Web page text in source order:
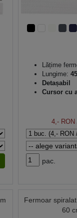
Lățime
Lungime:
Detașabil
Cursor cu
4,- RON
pac.
Fermoar
60